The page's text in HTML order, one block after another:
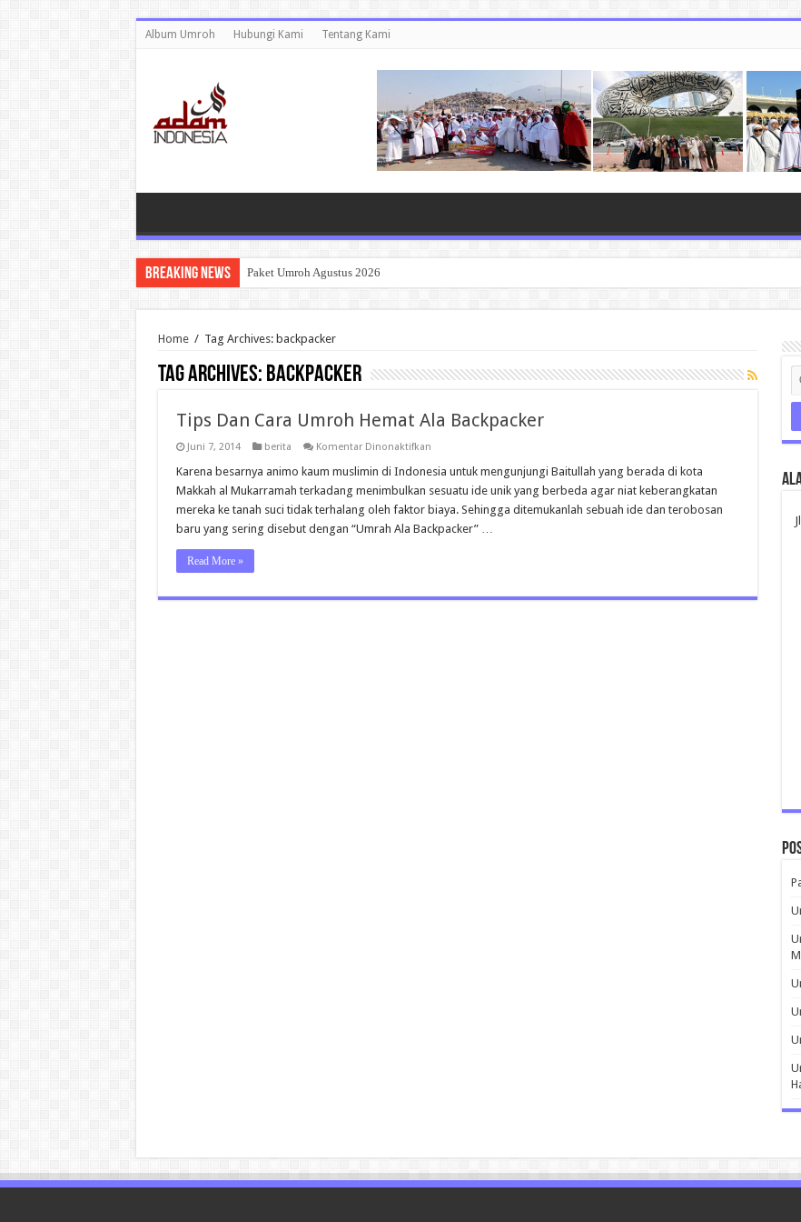
Album Umroh Hubungi Kami Tentang Kami
Breaking News Paket Umroh Agustus 2026
Home / Tag Archives: backpacker
Tag Archives: backpacker
Tips Dan Cara Umroh Hemat Ala Backpacker
Juni 7, 2014 berita Komentar Dinonaktifkanpada
Dan
Umroh
Hemat
Ala
Backpacker
Karena besarnya animo kaum muslimin di Indonesia untuk mengunjungi Baitullah yang berada di kota
Makkah al Mukarramah terkadang menimbulkan sesuatu ide unik yang berbeda agar niat keberangkatan
mereka ke tanah suci tidak terhalang oleh faktor biaya. Sehingga ditemukanlah sebuah ide dan terobosan
baru yang sering disebut dengan “Umrah Ala Backpacker” …
Read More »